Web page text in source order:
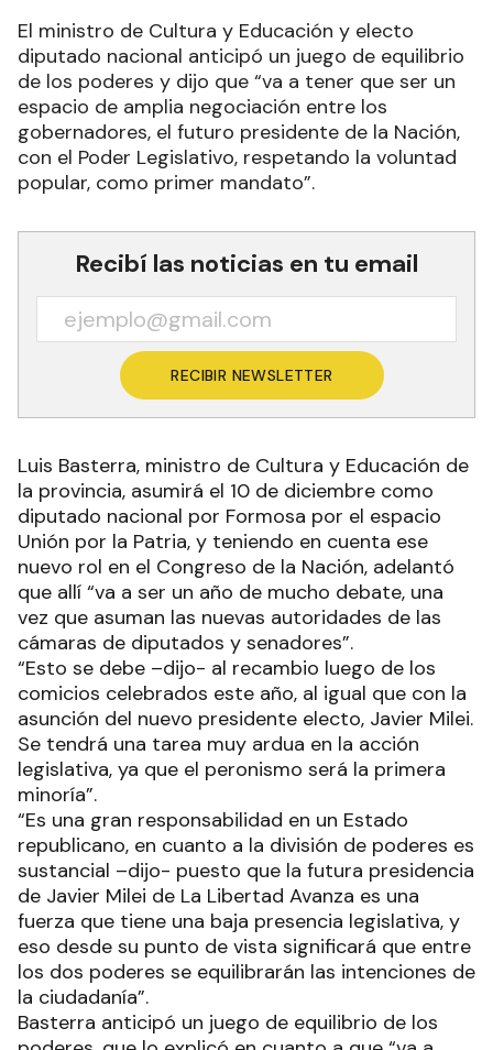
El ministro de Cultura y Educación y electo
diputado nacional anticipó un juego de equilibrio
de los poderes y dijo que “va a tener que ser un
espacio de amplia negociación entre los
gobernadores, el futuro presidente de la Nación,
con el Poder Legislativo, respetando la voluntad
popular, como primer mandato”.
Recibí las noticias en tu email
RECIBIR NEWSLETTER
Luis Basterra, ministro de Cultura y Educación de
la provincia, asumirá el 10 de diciembre como
diputado nacional por Formosa por el espacio
Unión por la Patria, y teniendo en cuenta ese
nuevo rol en el Congreso de la Nación, adelantó
que allí “va a ser un año de mucho debate, una
vez que asuman las nuevas autoridades de las
cámaras de diputados y senadores”.
“Esto se debe –dijo- al recambio luego de los
comicios celebrados este año, al igual que con la
asunción del nuevo presidente electo, Javier Milei.
Se tendrá una tarea muy ardua en la acción
legislativa, ya que el peronismo será la primera
minoría”.
“Es una gran responsabilidad en un Estado
republicano, en cuanto a la división de poderes es
sustancial –dijo- puesto que la futura presidencia
de Javier Milei de La Libertad Avanza es una
fuerza que tiene una baja presencia legislativa, y
eso desde su punto de vista significará que entre
los dos poderes se equilibrarán las intenciones de
la ciudadanía”.
Basterra anticipó un juego de equilibrio de los